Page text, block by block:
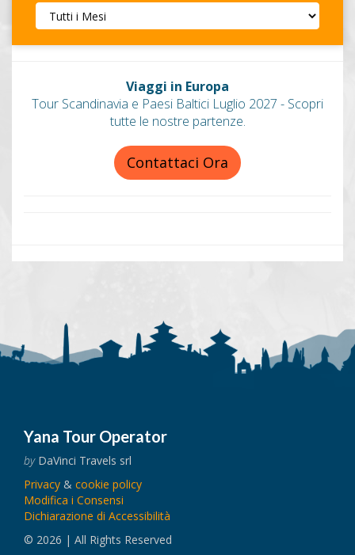
Viaggi in Europa
Tour Scandinavia e Paesi Baltici Luglio 2027 - Scopri
tutte le nostre partenze.
Contattaci Ora
Yana Tour Operator
byDaVinci Travels srl
Privacy & cookie policy
Modifica i Consensi
Dichiarazione di Accessibilità
© 2026 | All Rights Reserved